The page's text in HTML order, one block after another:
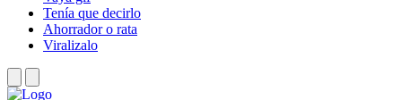
Tenía que decirlo
Ahorrador o rata
Viralizalo